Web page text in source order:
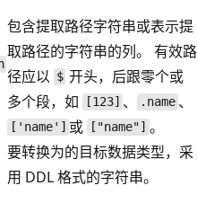
包含提取路径字符串或表示提
取路径的字符串的列。 有效路
径应以 $ 开头，后跟零个或
多个段，如
[123] 、 .name、
['name'] 或 ["name"] 。
要转换为的目标数据类型，采
用 DDL 格式的字符串。